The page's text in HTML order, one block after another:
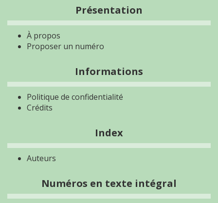
Présentation
À propos
Proposer un numéro
Informations
Politique de confidentialité
Crédits
Index
Auteurs
Numéros en texte intégral